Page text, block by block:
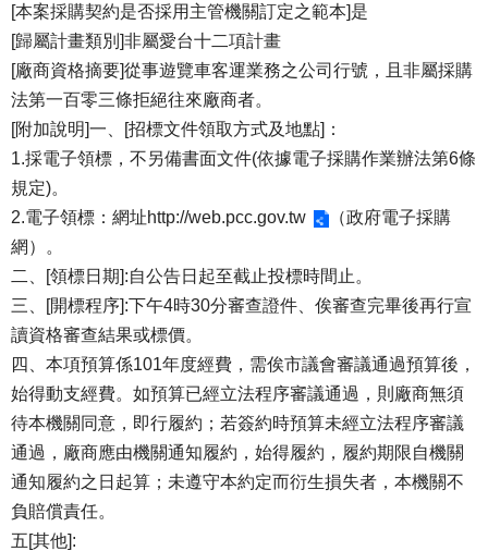
[本案採購契約是否採用主管機關訂定之範本]是
[歸屬計畫類別]非屬愛台十二項計畫
[廠商資格摘要]從事遊覽車客運業務之公司行號，且非屬採購
法第一百零三條拒絕往來廠商者。
[附加說明]一、[招標文件領取方式及地點]：
1.採電子領標，不另備書面文件(依據電子採購作業辦法第6條
規定)。
2.電子領標：網址http://web.pcc.gov.tw
（政府電子採購
網）。
二、[領標日期]:自公告日起至截止投標時間止。
三、[開標程序]:下午4時30分審查證件、俟審查完畢後再行宣
讀資格審查結果或標價。
四、本項預算係101年度經費，需俟市議會審議通過預算後，
始得動支經費。如預算已經立法程序審議通過，則廠商無須
待本機關同意，即行履約；若簽約時預算未經立法程序審議
通過，廠商應由機關通知履約，始得履約，履約期限自機關
通知履約之日起算；未遵守本約定而衍生損失者，本機關不
負賠償責任。
五[其他]: